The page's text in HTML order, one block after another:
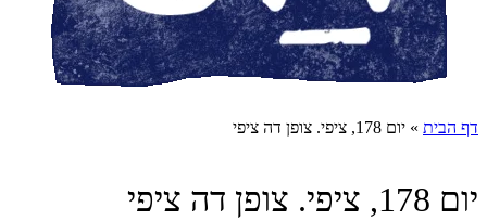
דף הבית » יום 178, ציפי. צופן דה ציפי
יום 178, ציפי. צופן דה ציפי